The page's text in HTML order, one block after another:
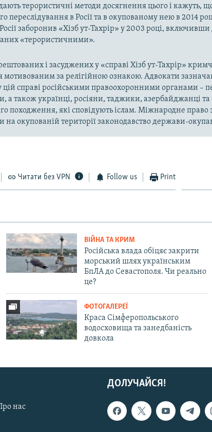
терористичні методи досягнення цього і кажуть,
переслідування в Росії та в окупованому нею в 2014
заборонив «Хізб ут-Тахрір» у 2003 році, включивши
«терористичними».
і засуджених у «справі Хізб ут-Тахрір»
мотивованим за релігійною ознакою. Адвокати
цій справі російськими правоохоронними органами –
а також українці, росіяни, таджики, азербайджанці
походження, які сповідують іслам. Міжнародне право
на окупованій території законодавство держави-
Читати без VPN Follow us Print
ВІЙНА ТА КРИМ
Російська влада обіцяє закрити
морський шлях українським
БпЛА до Севастополя. Чи реально
це?
ФОТОГАЛЕРЕЇ
Краса Сімферопольського
водосховища та занедбаність
довкола
ДОЛУЧАЙСЯ!
нас